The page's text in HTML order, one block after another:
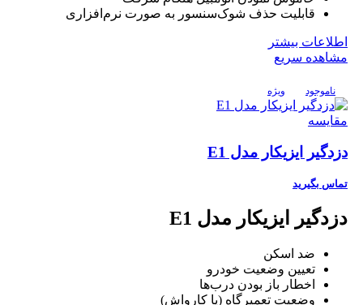
قابلیت حذف شوک‌سنسور به صورت نرم‌افزاری
اطلاعات بیشتر
مشاهده سریع
ناموجود ویژه
مقایسه
دزدگیر ایزیکار مدل E1
تماس بگیرید
دزدگیر ایزیکار مدل E1
ضد اسکن
تعیین وضعیت خودرو
اخطار باز بودن درب‌ها
وضعیت تعمیرگاه (یا کارواش)